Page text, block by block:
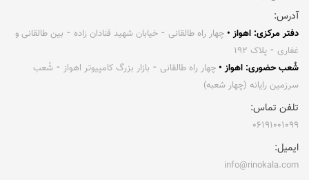
آدرس:
دفتر مرکزی: اهواز • چهار راه طالقانی ⁃ خیابان شهید قنادان زاده ⁃ بین طالقانی و
غفاری ⁃ پلاک ۱۹۲
شُعب حضوری: اهواز • چهار راه طالقانی ⁃ بازار بزرگ کامپیوتر اهواز ⁃ شُعب
سرزمین رایانه (چهار شعبه)
تلفن تماس:
۰۶۱۹۱۰۰۱۰۹۹
ایمیل:
info@rinokala.com